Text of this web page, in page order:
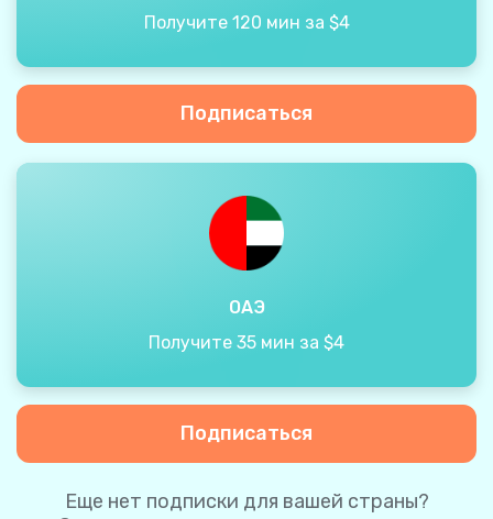
Получите 120 мин за $4
Подписаться
ОАЭ
Получите 35 мин за $4
Подписаться
Еще нет подписки для вашей страны?